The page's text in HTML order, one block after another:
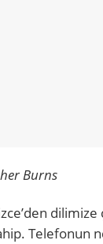
Burns
dilimize
Telefonun